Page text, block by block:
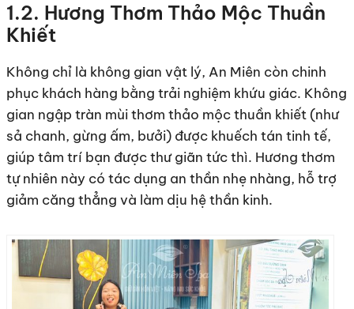
1.2. Hương Thơm Thảo Mộc Thuần
Khiết
Không chỉ là không gian vật lý, An Miên còn chinh
phục khách hàng bằng trải nghiệm khứu giác. Không
gian ngập tràn mùi thơm thảo mộc thuần khiết (như
sả chanh, gừng ấm, bưởi) được khuếch tán tinh tế,
giúp tâm trí bạn được thư giãn tức thì. Hương thơm
tự nhiên này có tác dụng an thần nhẹ nhàng, hỗ trợ
giảm căng thẳng và làm dịu hệ thần kinh.